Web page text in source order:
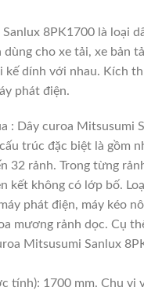
8PK1700 là loại
cho xe tải, xe bản
kế dính với nhau. Kích
phát điện.
: Dây curoa Mitsusumi
trúc đặc biệt là gồm
32 rảnh. Trong từng
kết không có lớp bố.
phát điện, máy kéo
mương rảnh dọc. Cụ
Mitsusumi Sanlux
tính): 1700 mm. Chu